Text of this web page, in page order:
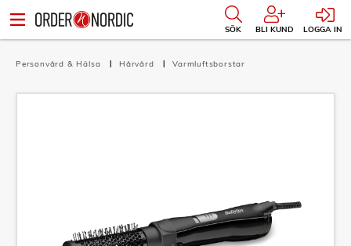
SÖK BLI KUND LOGGA IN
Personvård & Hälsa Hårvård Varmluftsborstar